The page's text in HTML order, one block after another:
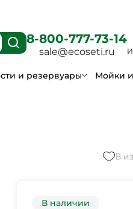
8-800-777-73-14
sale@ecoseti.ru
и резервуары Мойки
В
В наличии